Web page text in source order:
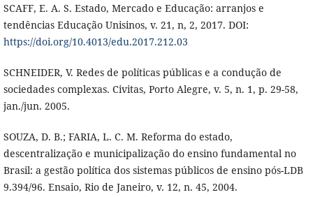
SCAFF, E. A. S. Estado, Mercado e Educação: arranjos e
tendências Educação Unisinos, v. 21, n, 2, 2017. DOI:
https://doi.org/10.4013/edu.2017.212.03
SCHNEIDER, V. Redes de políticas públicas e a condução de
sociedades complexas. Civitas, Porto Alegre, v. 5, n. 1, p. 29-58,
jan./jun. 2005.
SOUZA, D. B.; FARIA, L. C. M. Reforma do estado,
descentralização e municipalização do ensino fundamental no
Brasil: a gestão política dos sistemas públicos de ensino pós-LDB
9.394/96. Ensaio, Rio de Janeiro, v. 12, n. 45, 2004.